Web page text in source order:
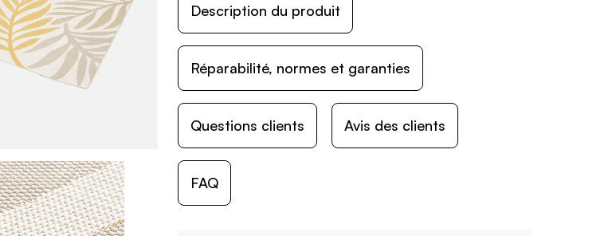
Description du produit
Réparabilité, normes et garanties
Questions clients Avis des clients
FAQ